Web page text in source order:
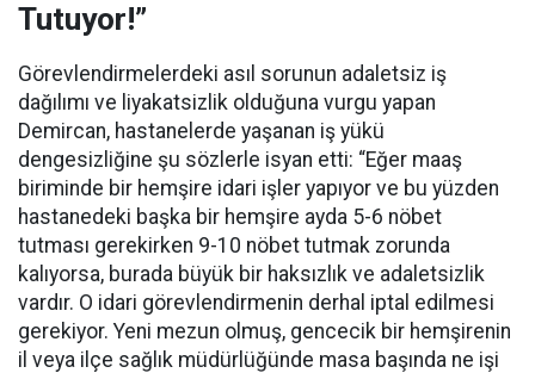
Tutuyor!”
Görevlendirmelerdeki asıl sorunun adaletsiz iş
dağılımı ve liyakatsizlik olduğuna vurgu yapan
Demircan, hastanelerde yaşanan iş yükü
dengesizliğine şu sözlerle isyan etti: “Eğer maaş
biriminde bir hemşire idari işler yapıyor ve bu yüzden
hastanedeki başka bir hemşire ayda 5-6 nöbet
tutması gerekirken 9-10 nöbet tutmak zorunda
kalıyorsa, burada büyük bir haksızlık ve adaletsizlik
vardır. O idari görevlendirmenin derhal iptal edilmesi
gerekiyor. Yeni mezun olmuş, gencecik bir hemşirenin
il veya ilçe sağlık müdürlüğünde masa başında ne işi